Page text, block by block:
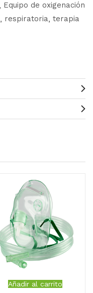
Equipo de oxigenación
respiratoria terapia
Añadir al carrito